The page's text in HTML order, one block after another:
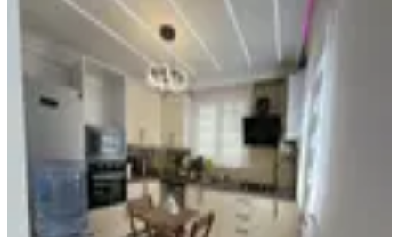
Trump Tower Arkası İçi Dekorlu
Şahne Ters Dublex
Şişli, Kuştepe Mahallesi
Yüksek giriş· 12.07.2026
4.300.000 ₺
halicyapigayrimenkulRıdvan Beyaz